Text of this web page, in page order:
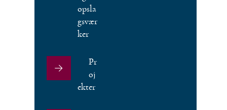
opsla
gsvær
ker
Pr
oj
ekter